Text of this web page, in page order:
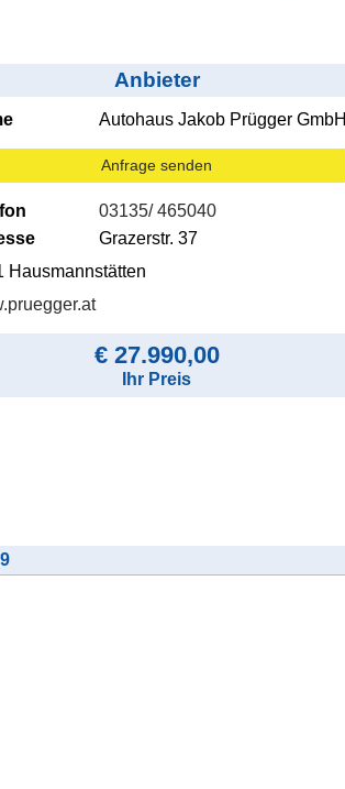
Anbieter
Autohaus Jakob Prügger GmbH
Anfrage senden
03135/ 465040
Grazerstr. 37
Hausmannstätten
€ 27.990,00
Ihr Preis